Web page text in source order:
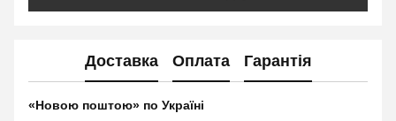
Доставка Оплата Гарантія
«Новою поштою» по Україні